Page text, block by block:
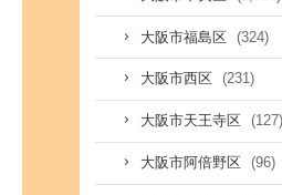
大阪市福島区 (324)
大阪市西区 (231)
大阪市天王寺区 (127)
大阪市阿倍野区 (96)